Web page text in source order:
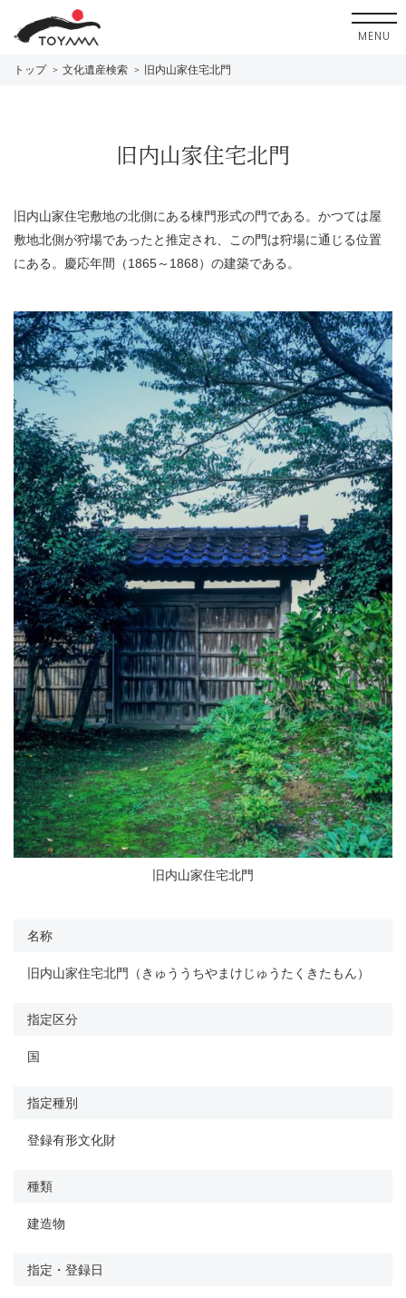
トップ 文化遺産検索 旧内山家住宅北門
旧内山家住宅北門
旧内山家住宅敷地の北側にある棟門形式の門である。かつては屋
敷地北側が狩場であったと推定され、この門は狩場に通じる位置
にある。慶応年間（1865～1868）の建築である。
旧内山家住宅北門
名称
旧内山家住宅北門（きゅううちやまけじゅうたくきたもん）
指定区分
国
指定種別
登録有形文化財
種類
建造物
指定・登録日
MENU